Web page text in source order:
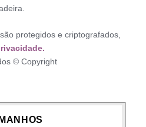
protegidos e criptografados,
© Copyright